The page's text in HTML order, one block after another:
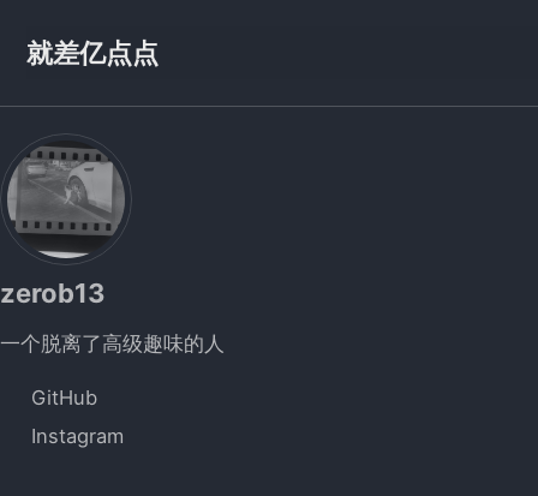
就差亿点点
zerob13
一个脱离了高级趣味的人
GitHub
Instagram